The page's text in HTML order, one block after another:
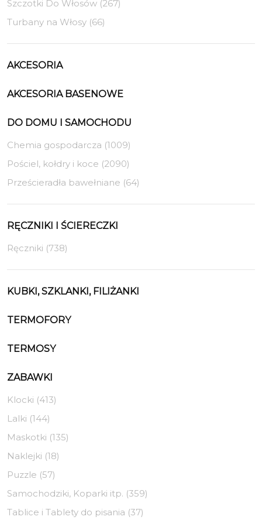
Szczotki Do Włosów (267)
Turbany na Włosy (66)
AKCESORIA
AKCESORIA BASENOWE
DO DOMU I SAMOCHODU
Chemia gospodarcza (1009)
Pościel, kołdry i koce (2090)
Prześcieradła bawełniane (64)
RĘCZNIKI I ŚCIERECZKI
Ręczniki (738)
KUBKI, SZKLANKI, FILIŻANKI
TERMOFORY
TERMOSY
ZABAWKI
Klocki (413)
Lalki (144)
Maskotki (135)
Naklejki (18)
Puzzle (57)
Samochodziki, Koparki itp. (359)
Tablice i Tablety do pisania (37)